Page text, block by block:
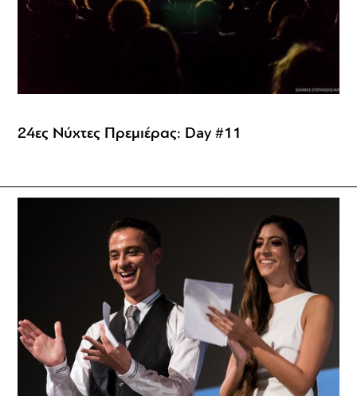
24ες Νύχτες Πρεμιέρας: Day #11